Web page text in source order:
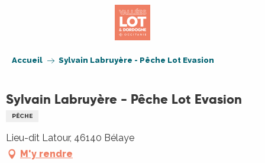
Accueil Sylvain Labruyère - Pêche Lot Evasion
Sylvain Labruyère - Pêche Lot Evasion
PÊCHE
Lieu-dit Latour, 46140 Bélaye
M'y rendre